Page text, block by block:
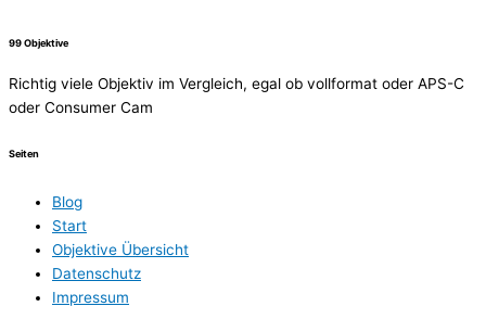
99 Objektive
Richtig viele Objektiv im Vergleich, egal ob vollformat oder APS-C
oder Consumer Cam
Seiten
Blog
Start
Objektive Übersicht
Datenschutz
Impressum